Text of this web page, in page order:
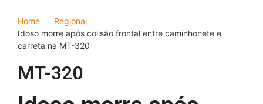
Home
Regional
Idoso morre após colisão frontal entre caminhonete e
carreta na MT-320
MT-320